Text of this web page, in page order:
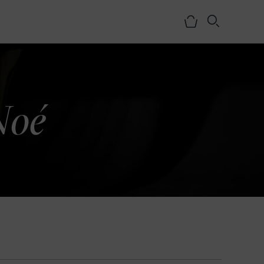
MEDIOS